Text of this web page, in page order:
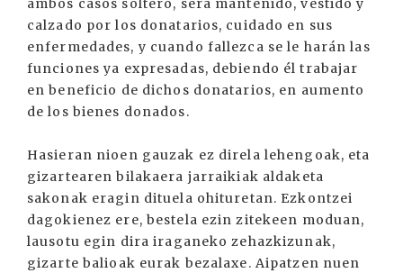
ambos casos soltero, será mantenido, vestido y
calzado por los donatarios, cuidado en sus
enfermedades, y cuando fallezca se le harán las
funciones ya expresadas, debiendo él trabajar
en beneficio de dichos donatarios, en aumento
de los bienes donados.
Hasieran nioen gauzak ez direla lehengoak, eta
gizartearen bilakaera jarraikiak aldaketa
sakonak eragin dituela ohituretan. Ezkontzei
dagokienez ere, bestela ezin zitekeen moduan,
lausotu egin dira iraganeko zehazkizunak,
gizarte balioak eurak bezalaxe. Aipatzen nuen